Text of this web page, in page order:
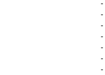
-
-
-
-
-
-
-